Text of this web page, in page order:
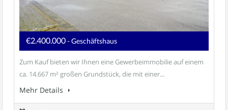
€2.400.000- Geschäftshaus
Zum Kauf bieten wir Ihnen eine Gewerbeimmobilie auf einem
ca. 14.667 m² großen Grundstück, die mit einer...
Mehr Details